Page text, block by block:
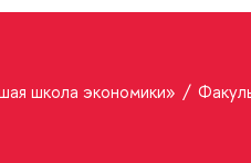
школа экономики»